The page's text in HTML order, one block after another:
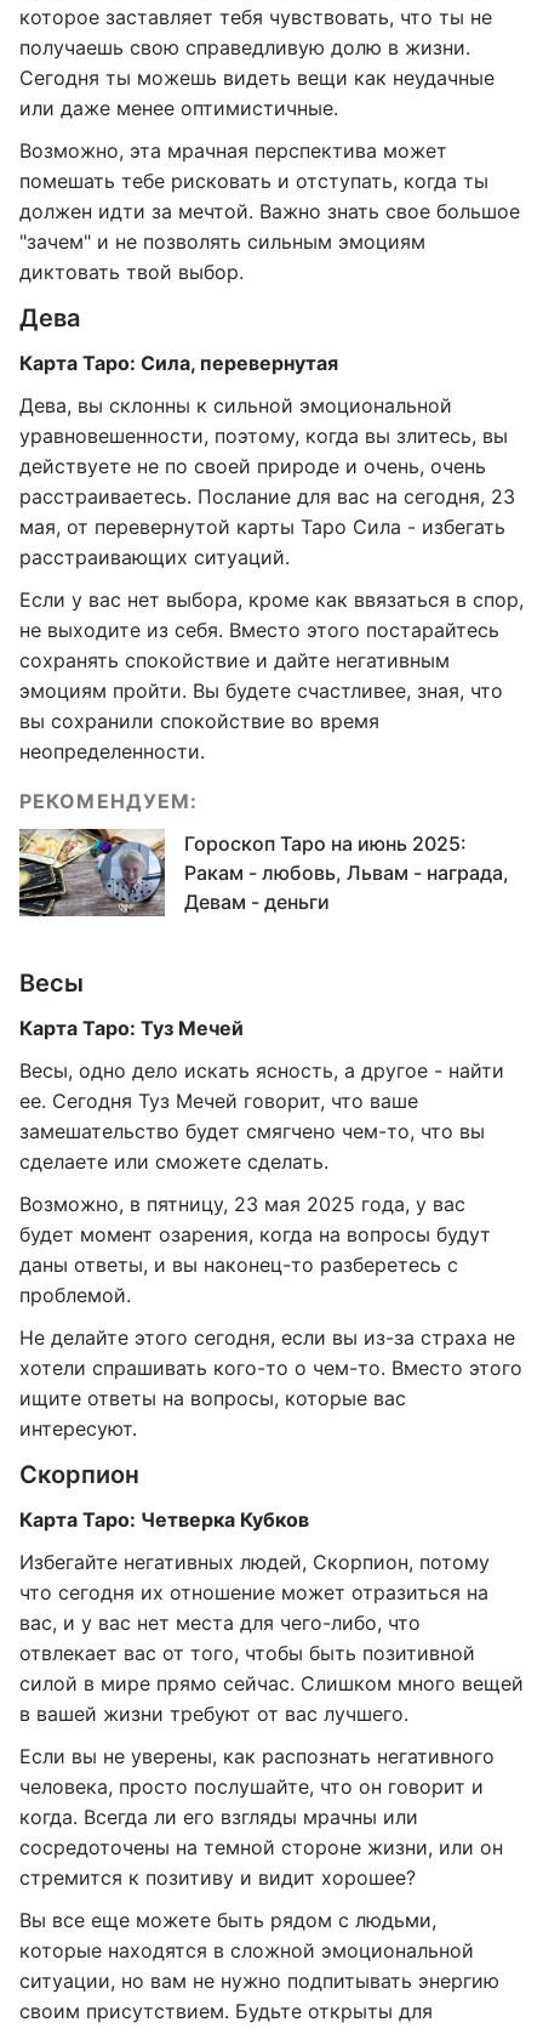
которое заставляет тебя чувствовать, что ты не
получаешь свою справедливую долю в жизни.
Сегодня ты можешь видеть вещи как неудачные
или даже менее оптимистичные.
Возможно, эта мрачная перспектива может
помешать тебе рисковать и отступать, когда ты
должен идти за мечтой. Важно знать свое большое
"зачем" и не позволять сильным эмоциям
диктовать твой выбор.
Дева
Карта Таро: Сила, перевернутая
Дева, вы склонны к сильной эмоциональной
уравновешенности, поэтому, когда вы злитесь, вы
действуете не по своей природе и очень, очень
расстраиваетесь. Послание для вас на сегодня, 23
мая, от перевернутой карты Таро Сила - избегать
расстраивающих ситуаций.
Если у вас нет выбора, кроме как ввязаться в спор,
не выходите из себя. Вместо этого постарайтесь
сохранять спокойствие и дайте негативным
эмоциям пройти. Вы будете счастливее, зная, что
вы сохранили спокойствие во время
неопределенности.
РЕКОМЕНДУЕМ:
Гороскоп Таро на июнь 2025:
Ракам - любовь, Львам - награда,
Девам - деньги
Весы
Карта Таро: Туз Мечей
Весы, одно дело искать ясность, а другое - найти
ее. Сегодня Туз Мечей говорит, что ваше
замешательство будет смягчено чем-то, что вы
сделаете или сможете сделать.
Возможно, в пятницу, 23 мая 2025 года, у вас
будет момент озарения, когда на вопросы будут
даны ответы, и вы наконец-то разберетесь с
проблемой.
Не делайте этого сегодня, если вы из-за страха не
хотели спрашивать кого-то о чем-то. Вместо этого
ищите ответы на вопросы, которые вас
интересуют.
Скорпион
Карта Таро: Четверка Кубков
Избегайте негативных людей, Скорпион, потому
что сегодня их отношение может отразиться на
вас, и у вас нет места для чего-либо, что
отвлекает вас от того, чтобы быть позитивной
силой в мире прямо сейчас. Слишком много вещей
в вашей жизни требуют от вас лучшего.
Если вы не уверены, как распознать негативного
человека, просто послушайте, что он говорит и
когда. Всегда ли его взгляды мрачны или
сосредоточены на темной стороне жизни, или он
стремится к позитиву и видит хорошее?
Вы все еще можете быть рядом с людьми,
которые находятся в сложной эмоциональной
ситуации, но вам не нужно подпитывать энергию
своим присутствием. Будьте открыты для